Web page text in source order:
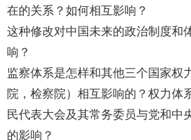
在的关系？如何相互影响？
这种修改对中国未来的政治制度和
响？
监察体系是怎样和其他三个国家权
院，检察院）相互影响的？权力体
民代表大会及其常务委员与党和中
的影响？